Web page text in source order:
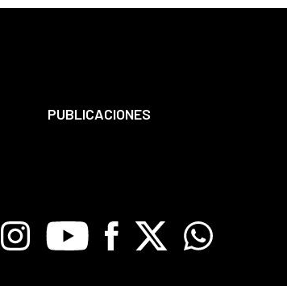
PUBLICACIONES
InstagramYoutube Facebook
X Whatsapp